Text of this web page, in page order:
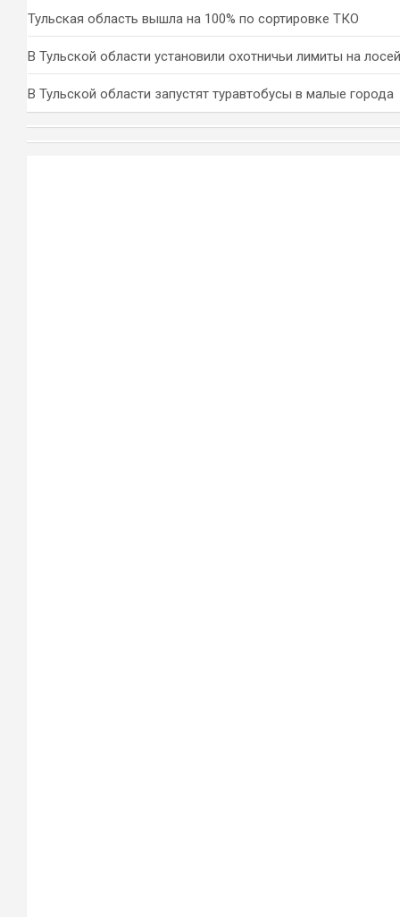
Тульская область вышла на 100% по сортировке ТКО
В Тульской области установили охотничьи лимиты на
В Тульской области запустят туравтобусы в малые города